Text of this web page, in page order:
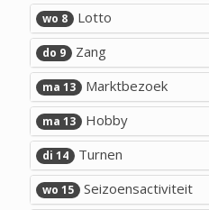
wo 8 Lotto
do 9 Zang
ma 13 Marktbezoek
ma 13 Hobby
di 14 Turnen
wo 15 Seizoensactiviteit